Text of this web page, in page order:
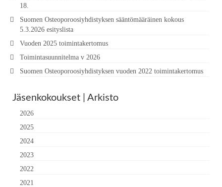
18.
Suomen Osteoporoosiyhdistyksen sääntömääräinen kokous
5.3.2026 esityslista
Vuoden 2025 toimintakertomus
Toimintasuunnitelma v 2026
Suomen Osteoporoosiyhdistyksen vuoden 2022 toimintakertomus
Jäsenkokoukset | Arkisto
2026
2025
2024
2023
2022
2021